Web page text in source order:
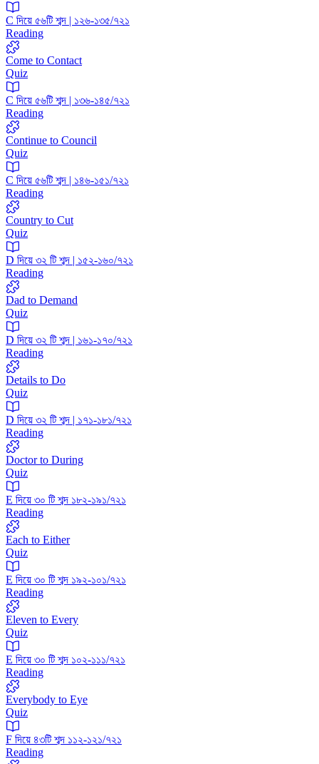
C দিয়ে ৫৬টি শব্দ | ১২৬-১৩৫/৭২১
Reading
Come to Contact
Quiz
C দিয়ে ৫৬টি শব্দ | ১৩৬-১৪৫/৭২১
Reading
Continue to Council
Quiz
C দিয়ে ৫৬টি শব্দ | ১৪৬-১৫১/৭২১
Reading
Country to Cut
Quiz
D দিয়ে ৩২ টি শব্দ | ১৫২-১৬০/৭২১
Reading
Dad to Demand
Quiz
D দিয়ে ৩২ টি শব্দ | ১৬১-১৭০/৭২১
Reading
Details to Do
Quiz
D দিয়ে ৩২ টি শব্দ | ১৭১-১৮১/৭২১
Reading
Doctor to During
Quiz
E দিয়ে ৩০ টি শব্দ ১৮২-১৯১/৭২১
Reading
Each to Either
Quiz
E দিয়ে ৩০ টি শব্দ ১৯২-১০১/৭২১
Reading
Eleven to Every
Quiz
E দিয়ে ৩০ টি শব্দ ১০২-১১১/৭২১
Reading
Everybody to Eye
Quiz
F দিয়ে ৪৩টি শব্দ ১১২-১২১/৭২১
Reading